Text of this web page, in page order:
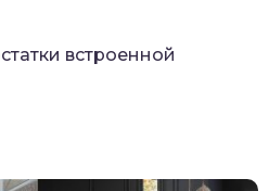
встроенной